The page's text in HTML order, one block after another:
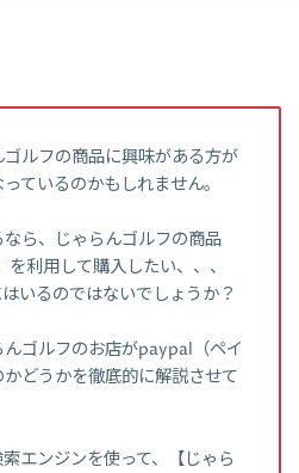
ルフの商品に興味がある方が
ているのかもしれません。
ら、じゃらんゴルフの商品
利用して購入したい、、、
いるのではないでしょうか？
ゴルフのお店がpaypal（ペイ
どうかを徹底的に解説させて
エンジンを使って、【じゃら